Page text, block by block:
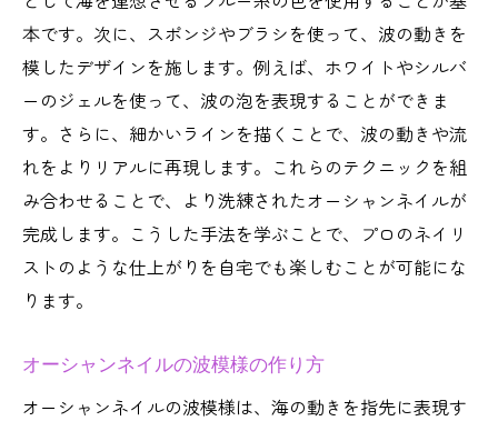
本です。次に、スポンジやブラシを使って、波の動きを
模したデザインを施します。例えば、ホワイトやシルバ
ーのジェルを使って、波の泡を表現することができま
す。さらに、細かいラインを描くことで、波の動きや流
れをよりリアルに再現します。これらのテクニックを組
み合わせることで、より洗練されたオーシャンネイルが
完成します。こうした手法を学ぶことで、プロのネイリ
ストのような仕上がりを自宅でも楽しむことが可能にな
ります。
オーシャンネイルの波模様の作り方
オーシャンネイルの波模様は、海の動きを指先に表現す